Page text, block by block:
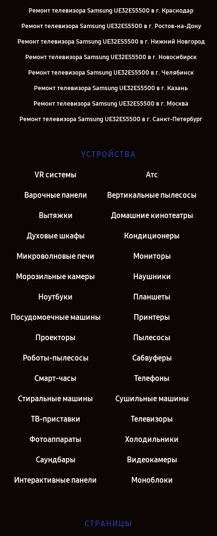
Ремонт телевизора Samsung UE32ES5500 в г. Краснодар
Ремонт телевизора Samsung UE32ES5500 в г. Ростов-на-Дону
Ремонт телевизора Samsung UE32ES5500 в г. Нижний Новгород
Ремонт телевизора Samsung UE32ES5500 в г. Новосибирск
Ремонт телевизора Samsung UE32ES5500 в г. Челябинск
Ремонт телевизора Samsung UE32ES5500 в г. Казань
Ремонт телевизора Samsung UE32ES5500 в г. Москва
Ремонт телевизора Samsung UE32ES5500 в г. Санкт-Петербург
УСТРОЙСТВА
VR системы Атс
Варочные панели Вертикальные пылесосы
Вытяжки Домашние кинотеатры
Духовые шкафы Кондиционеры
Микроволновые печи Мониторы
Морозильные камеры Наушники
Ноутбуки Планшеты
Посудомоечные машины Принтеры
Проекторы Пылесосы
Роботы-пылесосы Сабвуферы
Смарт-часы Телефоны
Стиральные машины Сушильные машины
ТВ-приставки Телевизоры
Фотоаппараты Холодильники
Саундбары Видеокамеры
Интерактивные панели Моноблоки
СТРАНИЦЫ